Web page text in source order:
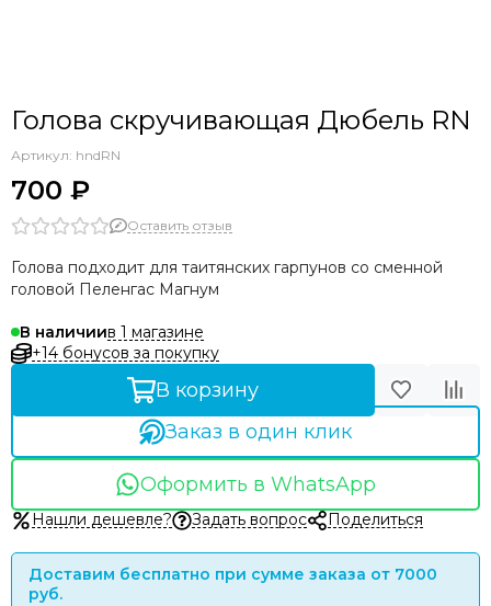
Голова скручивающая Дюбель RN
Артикул: hndRN
700 ₽
Оставить отзыв
Голова подходит для таитянских гарпунов со сменной
головой Пеленгас Магнум
В наличиив 1 магазине
+14 бонусов за покупку
В корзину
Заказ в один клик
Оформить в WhatsApp
Нашли дешевле? Задать вопрос Поделиться
Доставим бесплатно при сумме заказа от 7000
руб.